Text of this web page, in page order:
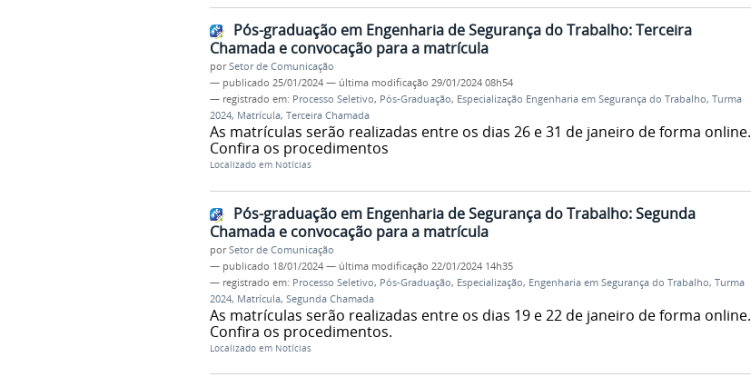
Pós-graduação em Engenharia de Segurança do Trabalho: Terceira
Chamada e convocação para a matrícula
porSetor de Comunicação
— publicado 25/01/2024 — última modificação 29/01/2024 08h54
— registrado em: Processo Seletivo, Pós-Graduação, Especialização Engenharia em Segurança do Trabalho, Turma
2024, Matrícula, Terceira Chamada
As matrículas serão realizadas entre os dias 26 e 31 de janeiro de forma online.
Confira os procedimentos
Localizado em Notícias
Pós-graduação em Engenharia de Segurança do Trabalho: Segunda
Chamada e convocação para a matrícula
porSetor de Comunicação
— publicado 18/01/2024 — última modificação 22/01/2024 14h35
— registrado em: Processo Seletivo, Pós-Graduação, Especialização, Engenharia em Segurança do Trabalho, Turma
2024, Matrícula, Segunda Chamada
As matrículas serão realizadas entre os dias 19 e 22 de janeiro de forma online.
Confira os procedimentos.
Localizado em Notícias